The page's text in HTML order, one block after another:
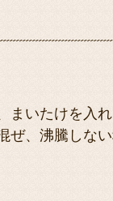
まいたけを入
ぜ、沸騰しな